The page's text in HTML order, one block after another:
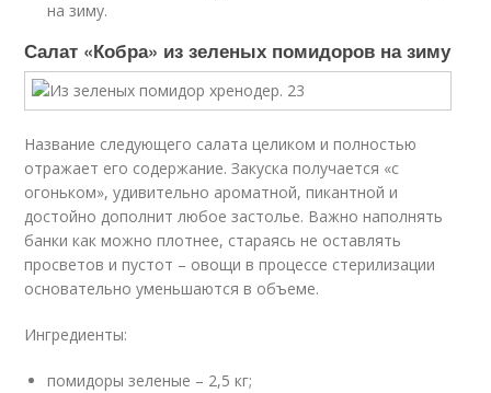
на зиму.
Салат «Кобра» из зеленых помидоров на зиму
Название следующего салата целиком и полностью
отражает его содержание. Закуска получается «с
огоньком», удивительно ароматной, пикантной и
достойно дополнит любое застолье. Важно наполнять
банки как можно плотнее, стараясь не оставлять
просветов и пустот – овощи в процессе стерилизации
основательно уменьшаются в объеме.
Ингредиенты:
помидоры зеленые – 2,5 кг;